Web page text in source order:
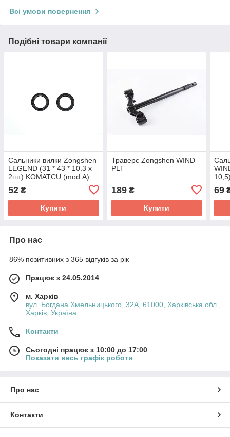
Всі умови повернення
Подібні товари компанії
Сальники вилки Zongshen
LEGEND (31 * 43 * 10.3 х
2шт) KOMATCU (mod.A)
52 ₴
Купити
Траверс Zongshen WIND
PLT
189₴
Купити
69
Про нас
86% позитивних з 365 відгуків за рік
Працює з 24.05.2014
м. Харків
вул. Богдана Хмельницького, 32А, 61000, Харківська обл.,
Харків, Україна
Контакти
Сьогодні працює з 10:00 до 17:00
Показати весь графік роботи
Про нас
Контакти